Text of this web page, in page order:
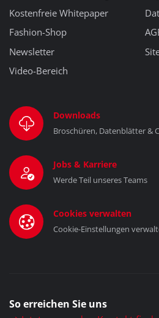
Kostenfreie Whitepaper
Fashion-Shop
Newsletter
Video-Bereich
Downloads
Broschüren, Datenblätter &
Jobs & Karriere
Werde Teil unseres Teams
Cookies verwalten
Cookie-Einstellungen
So erreichen Sie uns